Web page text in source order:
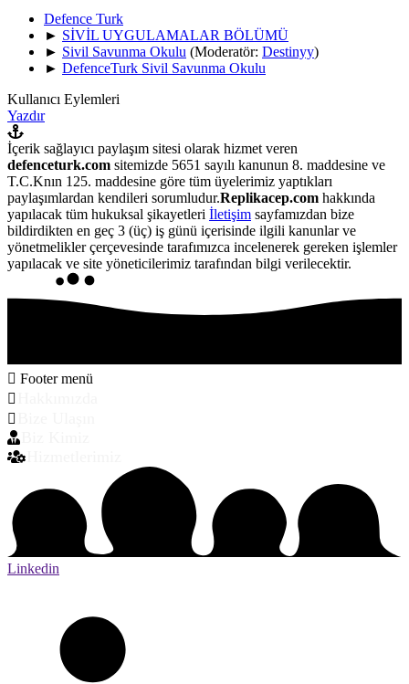
Defence Turk
► SİVİL UYGULAMALAR BÖLÜMÜ
► Sivil Savunma Okulu (Moderatör: Destinyy)
► DefenceTurk Sivil Savunma Okulu
Kullanıcı Eylemleri
Yazdır
İçerik sağlayıcı paylaşım sitesi olarak hizmet veren
defenceturk.com sitemizde 5651 sayılı kanunun 8. maddesine ve
T.C.Knın 125. maddesine göre tüm üyelerimiz yaptıkları
paylaşımlardan kendileri sorumludur.Replikacep.com hakkında
yapılacak tüm hukuksal şikayetleri İletişim sayfamızdan bize
bildirdikten en geç 3 (üç) iş günü içerisinde ilgili kanunlar ve
yönetmelikler çerçevesinde tarafımızca incelenerek gereken işlemler
yapılacak ve site yöneticilerimiz tarafından bilgi verilecektir.
Footer menü
Linkedin